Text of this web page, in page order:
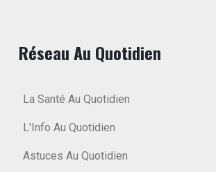
Réseau Au Quotidien
La Santé Au Quotidien
L'Info Au Quotidien
Astuces Au Quotidien